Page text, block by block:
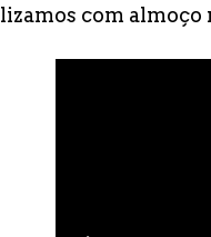
com almoço